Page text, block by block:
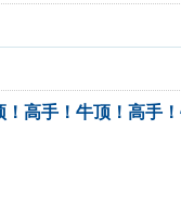
高手！牛顶！高手